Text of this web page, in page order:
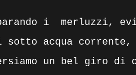
i
merluzzi,
sotto acqua corrente,
un bel giro di